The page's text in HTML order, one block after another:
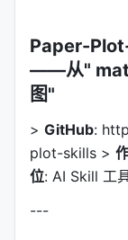
Paper-
——从"
图"
> GitHub:
plot-skills >
位: AI Skill 工
---